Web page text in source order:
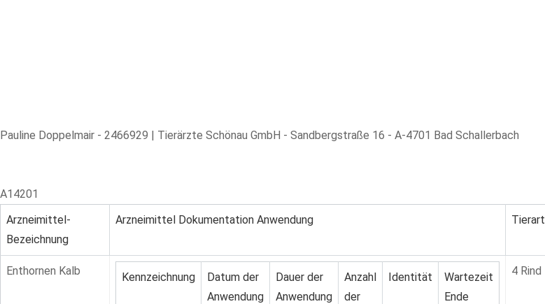
Pauline Doppelmair - 2466929 | Tierärzte Schönau GmbH - Sandbergstraße 16 - A-4701 Bad Schallerbach
A14201
Arzneimittel-
Bezeichnung
Arzneimittel Dokumentation Anwendung Tierart
Enthornen Kalb Kennzeichnung
Datum der
Anwendung
Dauer der
Anwendung
Anzahl
der
Identität
Wartezeit
Ende
4 Rind